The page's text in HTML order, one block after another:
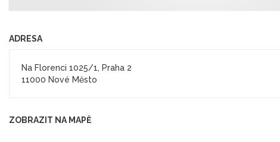
ADRESA
Na Florenci 1025/1, Praha 2
11000 Nové Město
ZOBRAZIT NA MAPĚ